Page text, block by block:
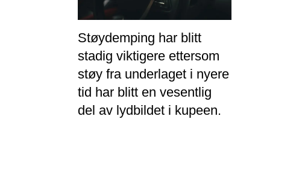
Støydemping har blitt
stadig viktigere ettersom
støy fra underlaget i nyere
tid har blitt en vesentlig
del av lydbildet i kupeen.